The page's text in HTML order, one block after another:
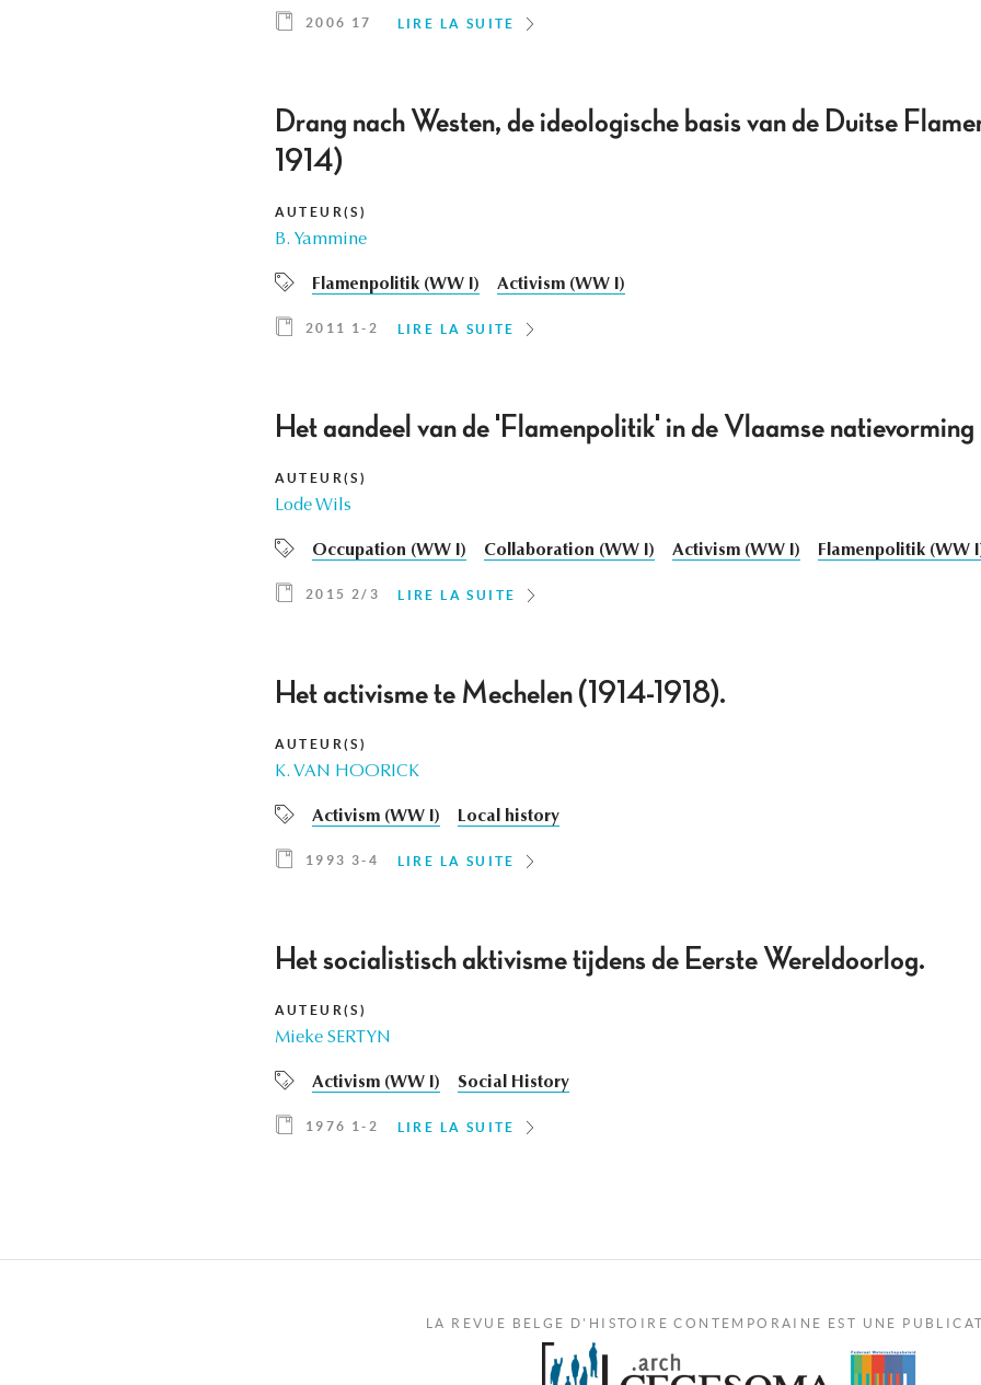
2006 17 LIRE LA SUITE
Drang nach Westen, de ideologische basis van de Duitse
1914)
AUTEUR(S)
B. Yammine
Flamenpolitik (WW I) Activism (WW I)
2011 1-2 LIRE LA SUITE
Het aandeel van de 'Flamenpolitik' in de Vlaamse natievorming
AUTEUR(S)
Lode Wils
Occupation (WW I) Collaboration (WW I) Activism (WW I) Flamenpolitik (WW
2015 2/3 LIRE LA SUITE
Het activisme te Mechelen (1914-1918).
AUTEUR(S)
K. VAN HOORICK
Activism (WW I) Local history
1993 3-4 LIRE LA SUITE
Het socialistisch aktivisme tijdens de Eerste Wereldoorlog.
AUTEUR(S)
Mieke SERTYN
Activism (WW I) Social History
1976 1-2 LIRE LA SUITE
LA REVUE BELGE D'HISTOIRE CONTEMPORAINE EST UNE